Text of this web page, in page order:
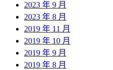
2023 年 9 月
2023 年 8 月
2019 年 11 月
2019 年 10 月
2019 年 9 月
2019 年 8 月